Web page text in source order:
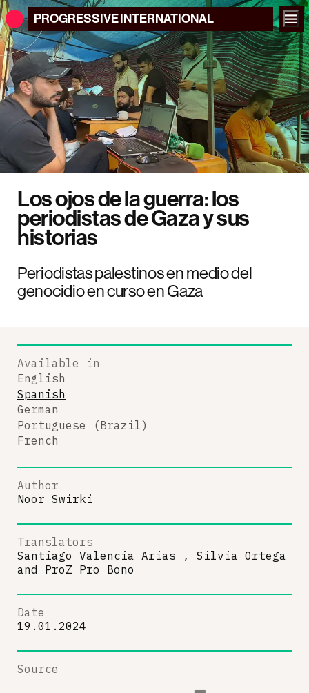
PROGRESSIVEINTERNATIONAL
Los ojos de la guerra: los
periodistas de Gaza y sus
historias
Periodistas palestinos en medio del
genocidio en curso en Gaza
Available in
English
Spanish
German
Portuguese (Brazil)
French
Author
Noor Swirki
Translators
Santiago Valencia Arias , Silvia Ortega
and ProZ Pro Bono
Date
19.01.2024
Source